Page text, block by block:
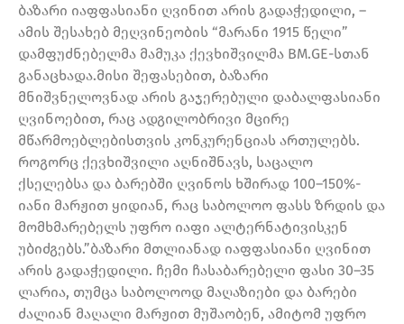
ბაზარი იაფფასიანი ღვინით არის გადაჭედილი, –
ამის შესახებ მეღვინეობის “მარანი 1915 წელი”
დამფუძნებელმა მამუკა ქევხიშვილმა BM.GE-სთან
განაცხადა.მისი შეფასებით, ბაზარი
მნიშვნელოვნად არის გაჯერებული დაბალფასიანი
ღვინოებით, რაც ადგილობრივი მცირე
მწარმოებლებისთვის კონკურენციას ართულებს.
როგორც ქევხიშვილი აღნიშნავს, საცალო
ქსელებსა და ბარებში ღვინოს ხშირად 100–150%-
იანი მარჟით ყიდიან, რაც საბოლოო ფასს ზრდის და
მომხმარებელს უფრო იაფი ალტერნატივისკენ
უბიძგებს.”ბაზარი მთლიანად იაფფასიანი ღვინით
არის გადაჭედილი. ჩემი ჩასაბარებელი ფასი 30–35
ლარია, თუმცა საბოლოოდ მაღაზიები და ბარები
ძალიან მაღალი მარჟით მუშაობენ, ამიტომ უფრო